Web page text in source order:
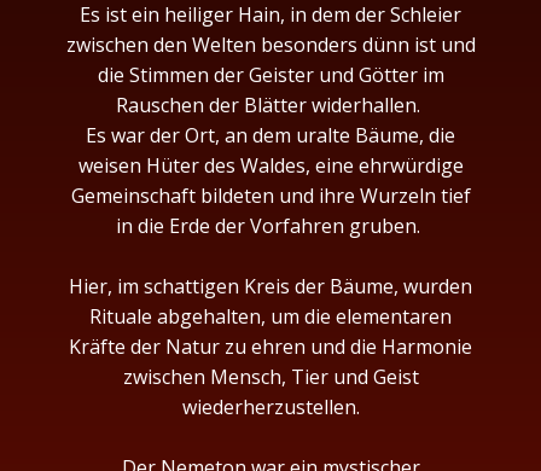
Es ist ein heiliger Hain, in dem der Schleier
zwischen den Welten besonders dünn ist und
die Stimmen der Geister und Götter im
Rauschen der Blätter widerhallen.
Es war der Ort, an dem uralte Bäume, die
weisen Hüter des Waldes, eine ehrwürdige
Gemeinschaft bildeten und ihre Wurzeln tief
in die Erde der Vorfahren gruben.
Hier, im schattigen Kreis der Bäume, wurden
Rituale abgehalten, um die elementaren
Kräfte der Natur zu ehren und die Harmonie
zwischen Mensch, Tier und Geist
wiederherzustellen.